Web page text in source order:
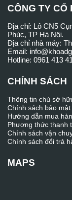
CÔNG TY CỔ
Địa chỉ: Lô CN5
Phúc, TP Hà Nội.
Địa chỉ nhà máy:
Email:
Hotline: 0961 413
CHÍNH SÁCH
Thông tin chủ sở
Chính sách bảo mật
Hướng dẫn mua
Phương thức thanh
Chính sách vận
Chính sách đổi trả
MAPS